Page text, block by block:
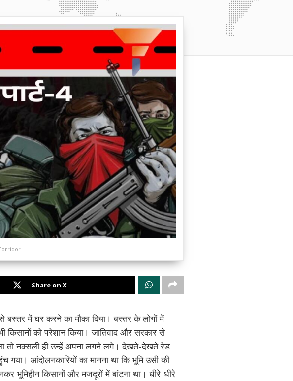
Share on X
में घर करने का मौका दिया। बस्तर के लोगों में
को परेशान किया। जातिवाद और सरकार से
तो नक्सली ही उन्हें अपना लगने लगे। देखते-देखते रेड
आंदोलनकारियों का मानना था कि भूमि उसी की
भूमिहीन किसानों और मजदूरों में बांटना था। धीरे-धीरे